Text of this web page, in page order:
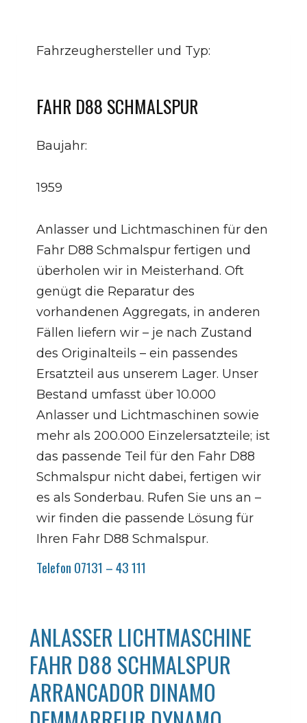
Fahrzeughersteller und Typ:
FAHR D88 SCHMALSPUR
Baujahr:
1959
Anlasser und Lichtmaschinen für den
Fahr D88 Schmalspur fertigen und
überholen wir in Meisterhand. Oft
genügt die Reparatur des
vorhandenen Aggregats, in anderen
Fällen liefern wir – je nach Zustand
des Originalteils – ein passendes
Ersatzteil aus unserem Lager. Unser
Bestand umfasst über 10.000
Anlasser und Lichtmaschinen sowie
mehr als 200.000 Einzelersatzteile; ist
das passende Teil für den Fahr D88
Schmalspur nicht dabei, fertigen wir
es als Sonderbau. Rufen Sie uns an –
wir finden die passende Lösung für
Ihren Fahr D88 Schmalspur.
Telefon 07131 – 43 111
ANLASSER LICHTMASCHINE
FAHR D88 SCHMALSPUR
ARRANCADOR DINAMO